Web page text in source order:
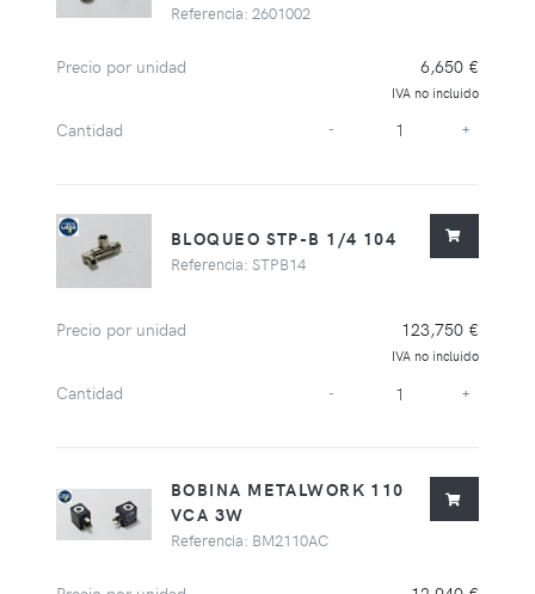
Referencia: 2601002
Precio por unidad 6,650 €
IVA no incluido
Cantidad - +
BLOQUEO STP-B 1/4 104
Referencia: STPB14
Precio por unidad 123,750 €
IVA no incluido
Cantidad - +
BOBINA METALWORK 110
VCA 3W
Referencia: BM2110AC